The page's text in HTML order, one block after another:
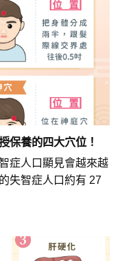
保養的四大穴位！
症人口顯見會越來越
失智症人口約有 27